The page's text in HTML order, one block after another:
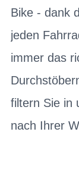
Bike - dank
jeden
immer das
filtern Sie in
nach Ihrer